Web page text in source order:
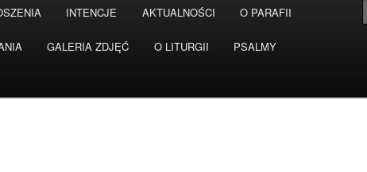
INTENCJE AKTUALNOŚCI O PARAFII
GALERIA ZDJĘĆ O LITURGII PSALMY